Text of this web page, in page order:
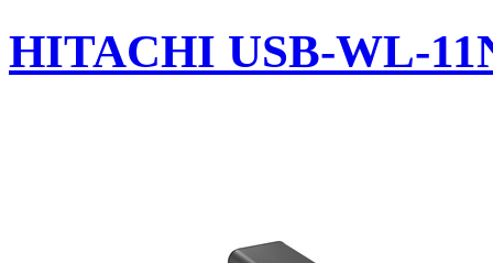
HITACHI USB-WL-